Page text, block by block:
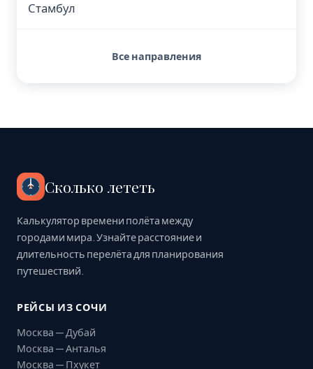
Стамбул
Все направления
Сколько лететь
Калькулятор времени полёта между
городами мира. Узнайте расстояние и
длительность перелёта для планирования
путешествий.
РЕЙСЫ ИЗ СОЧИ
Москва — Дубай
Москва — Анталья
Москва — Пхукет